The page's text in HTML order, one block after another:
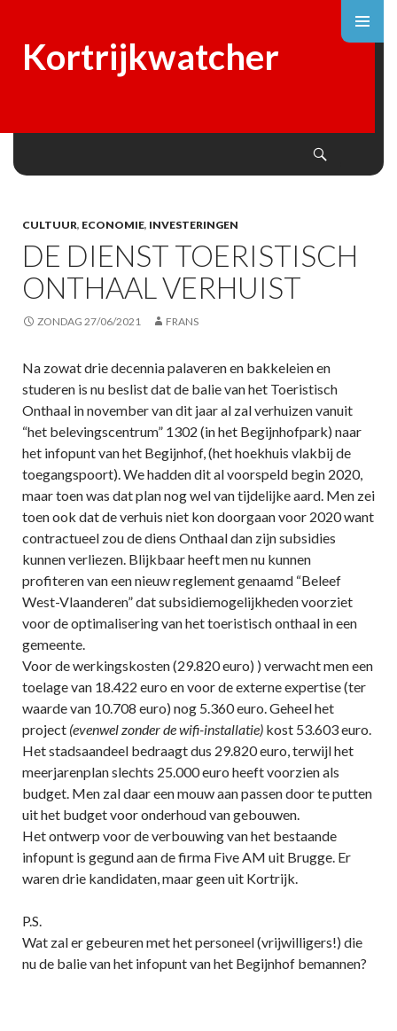
Kortrijkwatcher
CULTUUR, ECONOMIE, INVESTERINGEN
DE DIENST TOERISTISCH
ONTHAAL VERHUIST
ZONDAG 27/06/2021 FRANS
Na zowat drie decennia palaveren en bakkeleien en
studeren is nu beslist dat de balie van het Toeristisch
Onthaal in november van dit jaar al zal verhuizen vanuit
“het belevingscentrum” 1302 (in het Begijnhofpark) naar
het infopunt van het Begijnhof, (het hoekhuis vlakbij de
toegangspoort). We hadden dit al voorspeld begin 2020,
maar toen was dat plan nog wel van tijdelijke aard. Men zei
toen ook dat de verhuis niet kon doorgaan voor 2020 want
contractueel zou de diens Onthaal dan zijn subsidies
kunnen verliezen. Blijkbaar heeft men nu kunnen
profiteren van een nieuw reglement genaamd “Beleef
West-Vlaanderen” dat subsidiemogelijkheden voorziet
voor de optimalisering van het toeristisch onthaal in een
gemeente.
Voor de werkingskosten (29.820 euro) ) verwacht men een
toelage van 18.422 euro en voor de externe expertise (ter
waarde van 10.708 euro) nog 5.360 euro. Geheel het
project (evenwel zonder de wifi-installatie) kost 53.603 euro.
Het stadsaandeel bedraagt dus 29.820 euro, terwijl het
meerjarenplan slechts 25.000 euro heeft voorzien als
budget. Men zal daar een mouw aan passen door te putten
uit het budget voor onderhoud van gebouwen.
Het ontwerp voor de verbouwing van het bestaande
infopunt is gegund aan de firma Five AM uit Brugge. Er
waren drie kandidaten, maar geen uit Kortrijk.
P.S.
Wat zal er gebeuren met het personeel (vrijwilligers!) die
nu de balie van het infopunt van het Begijnhof bemannen?